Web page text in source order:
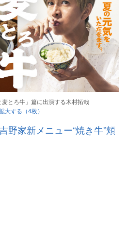
とろ牛」篇に出演する木村拓哉
大する（4枚）
野家新メニュー“焼き牛”頬